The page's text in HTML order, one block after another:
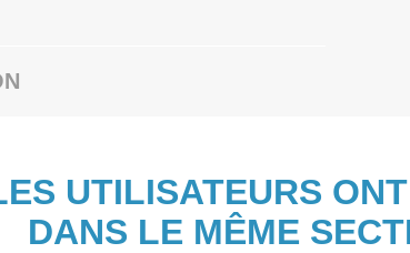
UTILISATEURS
DANS LE MÊME